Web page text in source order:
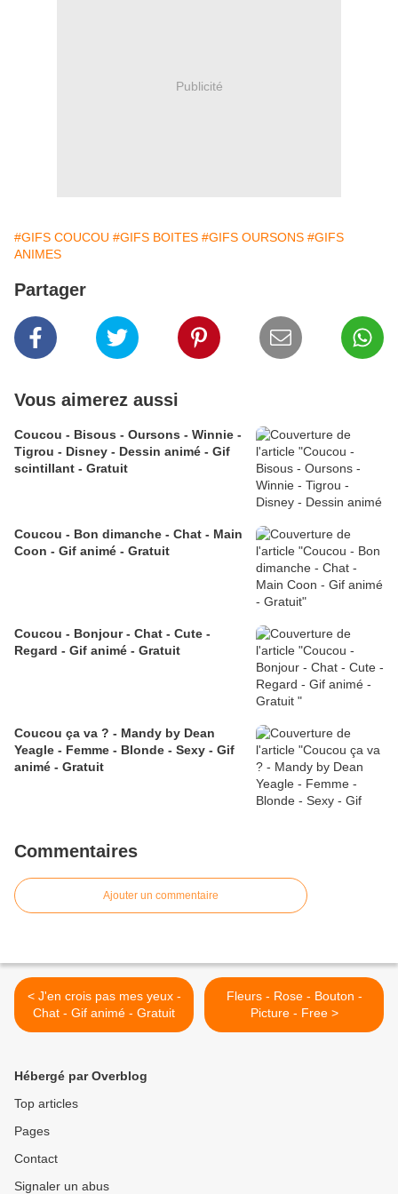
Publicité
#GIFS COUCOU #GIFS BOITES #GIFS OURSONS #GIFS
ANIMES
Partager
Vous aimerez aussi
Coucou - Bisous - Oursons - Winnie -
Tigrou - Disney - Dessin animé - Gif
scintillant - Gratuit
Coucou - Bon dimanche - Chat - Main
Coon - Gif animé - Gratuit
Coucou - Bonjour - Chat - Cute -
Regard - Gif animé - Gratuit
Coucou ça va ? - Mandy by Dean
Yeagle - Femme - Blonde - Sexy - Gif
animé - Gratuit
Commentaires
Ajouter un commentaire
< J'en crois pas mes yeux -
Chat - Gif animé - Gratuit
Fleurs - Rose - Bouton -
Picture - Free >
Hébergé par Overblog
Top articles
Pages
Contact
Signaler un abus